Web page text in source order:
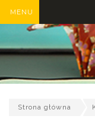
MENU
Strona główna